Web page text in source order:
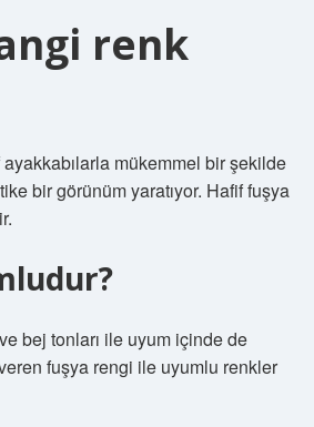
renk
mükemmel bir şekilde
bir görünüm yaratıyor. Hafif fuşya
bej tonları ile uyum içinde de
fuşya rengi ile uyumlu renkler